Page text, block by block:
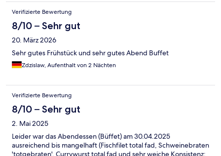
grossem Bad. Hervorzuheben ist die Auffüllung des
Kühlschrankes auf dem Zimmer mit Wasser mit/ohne Sprudel ,
Apfelschorle. Klasse für die Wanderung zum mitnehmen. Die
Anbindung mit dem Bus / Zug ist auch sehr angenehm. Am
Abend noch nen Cocktail, und das manchmal auch mit Livemusik
- was will man mehr... Macht weiter so, Wir kommen auf jeden
Fall wieder😃 Gruss von der Küste
Verifizierte Bewertung
8/10 – Sehr gut
20. März 2026
Sehr gutes Frühstück und sehr gutes Abend Buffet
Zdzislaw, Aufenthalt von 2 Nächten
Verifizierte Bewertung
8/10 – Sehr gut
2. Mai 2025
Leider war das Abendessen (Büffet) am 30.04.2025
ausreichend bis mangelhaft (Fischfilet total fad, Schweinebraten
'totgebraten', Currywurst total fad und sehr weiche Konsistenz;